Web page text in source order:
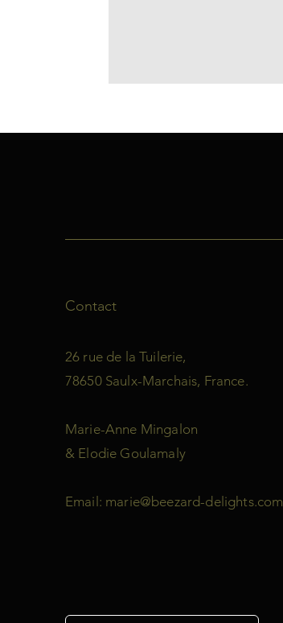
Contact
26 rue de la Tuilerie,
78650 Saulx-Marchais, France.
Marie-Anne Mingalon
& Elodie Goulamaly
Email: marie@beezard-delights.com